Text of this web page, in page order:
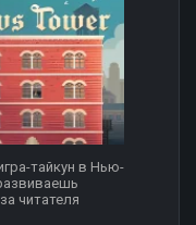
тайкун в Нью-
читателя